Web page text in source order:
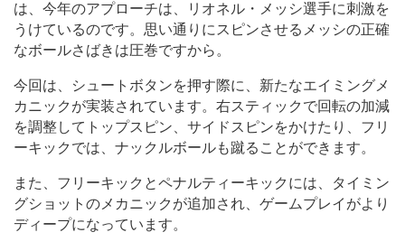
は、今年のアプローチは、リオネル・メッシ選手に刺激を
うけているのです。思い通りにスピンさせるメッシの正確
なボールさばきは圧巻ですから。
今回は、シュートボタンを押す際に、新たなエイミングメ
カニックが実装されています。右スティックで回転の加減
を調整してトップスピン、サイドスピンをかけたり、フリ
ーキックでは、ナックルボールも蹴ることができます。
また、フリーキックとペナルティーキックには、タイミン
グショットのメカニックが追加され、ゲームプレイがより
ディープになっています。